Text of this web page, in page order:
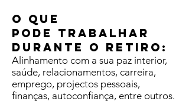
O QUE
PODE TRABALHAR
DURANTE O RETIRO:
Alinhamento com a sua paz interior,
saúde, relacionamentos, carreira,
emprego, projectos pessoais,
finanças, autoconfiança, entre outros.